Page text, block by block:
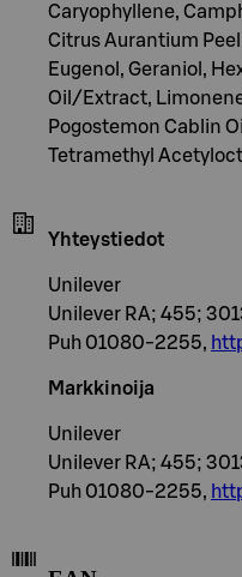
Caryophyllene,
Citrus Aurantium
Eugenol, Geraniol,
Oil/Extract,
Pogostemon Cablin
Tetramethyl
Yhteystiedot
Unilever
Unilever RA; 455;
Puh 01080-2255,
Markkinoija
Unilever
Unilever RA; 455;
Puh 01080-2255,